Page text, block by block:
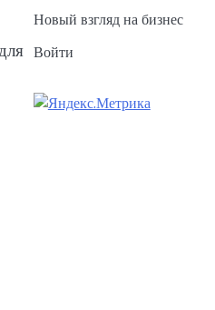
Новый взгляд на бизнес
Войти